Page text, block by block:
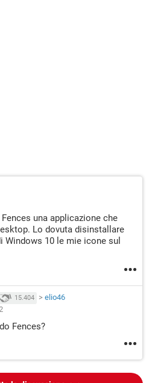
una applicazione che
Lo dovuta disinstallare
Windows 10 le mie icone sul
15.404 > elio46
Fences?